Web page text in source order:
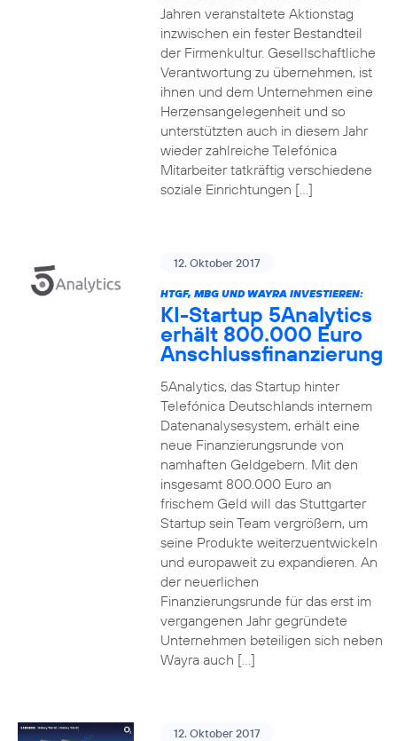
Jahren veranstaltete Aktionstag
inzwischen ein fester Bestandteil
der Firmenkultur. Gesellschaftliche
Verantwortung zu übernehmen, ist
ihnen und dem Unternehmen eine
Herzensangelegenheit und so
unterstützten auch in diesem Jahr
wieder zahlreiche Telefónica
Mitarbeiter tatkräftig verschiedene
soziale Einrichtungen […]
12. Oktober 2017
HTGF, MBG UND WAYRA INVESTIEREN:
KI-Startup 5Analytics
erhält 800.000 Euro
Anschlussfinanzierung
5Analytics, das Startup hinter
Telefónica Deutschlands internem
Datenanalysesystem, erhält eine
neue Finanzierungsrunde von
namhaften Geldgebern. Mit den
insgesamt 800.000 Euro an
frischem Geld will das Stuttgarter
Startup sein Team vergrößern, um
seine Produkte weiterzuentwickeln
und europaweit zu expandieren. An
der neuerlichen
Finanzierungsrunde für das erst im
vergangenen Jahr gegründete
Unternehmen beteiligen sich neben
Wayra auch […]
12. Oktober 2017